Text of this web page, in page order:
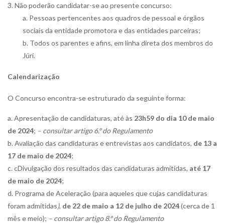
Não poderão candidatar-se ao presente concurso:
Pessoas pertencentes aos quadros de pessoal e órgãos
sociais da entidade promotora e das entidades parceiras;
Todos os parentes e afins, em linha direta dos membros do
Júri.
Calendarização
O Concurso encontra-se estruturado da seguinte forma:
Apresentação de candidaturas, até às 23h59 do dia 10 de maio
de 2024; – consultar artigo 6.º do Regulamento
Avaliação das candidaturas e entrevistas aos candidatos, de 13 a
17 de maio de 2024;
cDivulgação dos resultados das candidaturas admitidas, até 17
de maio de 2024;
Programa de Aceleração (para aqueles que cujas candidaturas
foram admitidas), de 22 de maio a 12 de julho de 2024(cerca de 1
mês e meio); – consultar artigo 8.º do Regulamento